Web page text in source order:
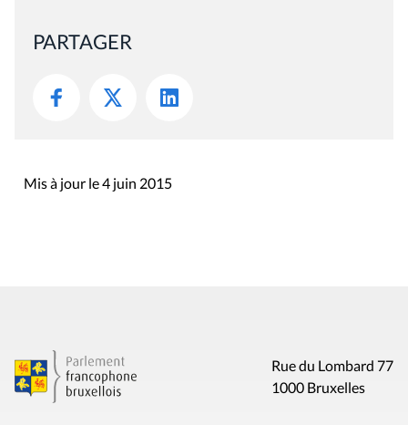
PARTAGER
Mis à jour le 4 juin 2015
Rue du Lombard 77
1000 Bruxelles